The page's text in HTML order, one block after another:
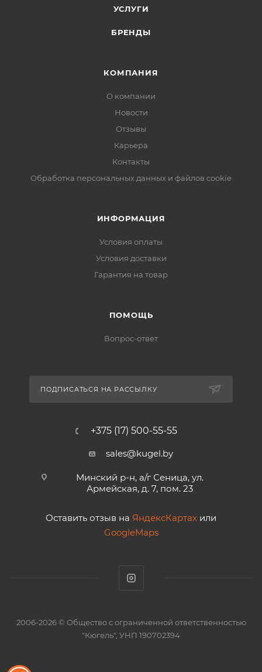
УСЛУГИ
БРЕНДЫ
КОМПАНИЯ
О компании
Новости
Отзывы
Карьера
Контакты
Обработка персональных данных и файлов cookie
ИНФОРМАЦИЯ
Условия оплаты
Условия доставки
Гарантия на товар
ПОМОЩЬ
Вопрос-ответ
ПОДПИСАТЬСЯ НА РАССЫЛКУ
+375 (17) 500-55-55
sales@kugel.by
Минский р-н, а/г Сеница, ул.
Армейская, д. 7, пом. 23
Оставить отзыв на ЯндексКартах или
GoogleMaps
2006-2026 © Общество с ограниченной ответственностью
"Кюгель", УНП 190702394